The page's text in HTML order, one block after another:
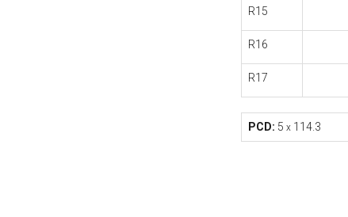
R15
R16
R17
PCD: 5 x114.3